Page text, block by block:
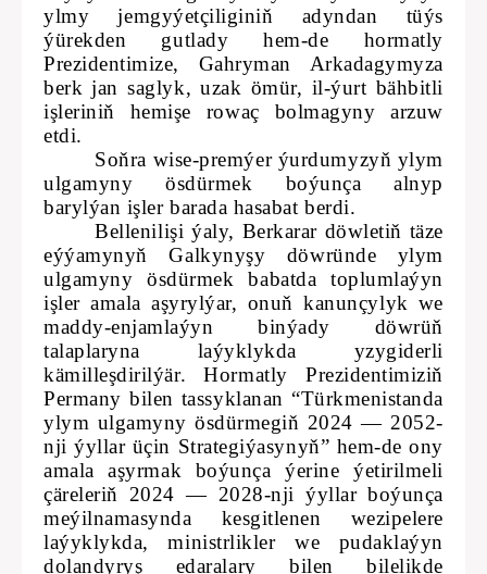
ylmy jemgyýetçiliginiň adyndan tüýs
ýürekden gutlady hem-de hormatly
Prezidentimize, Gahryman Arkadagymyza
berk jan saglyk, uzak ömür, il-ýurt bähbitli
işleriniň hemişe rowaç bolmagyny arzuw
etdi.
Soňra wise-premýer ýurdumyzyň ylym
ulgamyny ösdürmek boýunça alnyp
barylýan işler barada hasabat berdi.
Bellenilişi ýaly, Berkarar döwletiň täze
eýýamynyň Galkynyşy döwründe ylym
ulgamyny ösdürmek babatda toplumlaýyn
işler amala aşyrylýar, onuň kanunçylyk we
maddy-enjamlaýyn binýady döwrüň
talaplaryna laýyklykda yzygiderli
kämilleşdirilýär. Hormatly Prezidentimiziň
Permany bilen tassyklanan “Türkmenistanda
ylym ulgamyny ösdürmegiň 2024 — 2052-
nji ýyllar üçin Strategiýasynyň” hem-de ony
amala aşyrmak boýunça ýerine ýetirilmeli
çäreleriň 2024 — 2028-nji ýyllar boýunça
meýilnamasynda kesgitlenen wezipelere
laýyklykda, ministrlikler we pudaklaýyn
dolandyryş edaralary bilen bilelikde